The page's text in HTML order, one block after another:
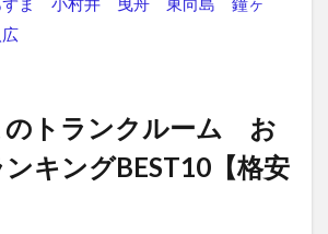
広
のトランクルーム お
キングBEST10【格安